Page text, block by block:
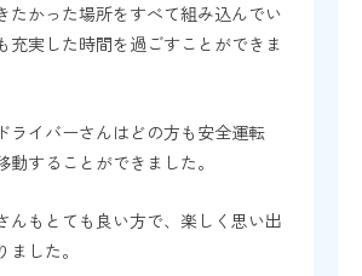
たかった場所をすべて組み込んでい
充実した時間を過ごすことができま
ライバーさんはどの方も安全運転
動することができました。
んもとても良い方で、楽しく思い出
した。